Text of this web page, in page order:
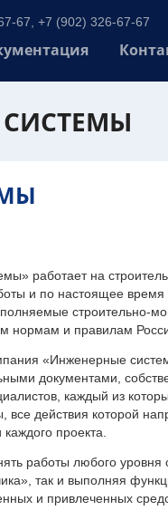
67, +7 (902) 326-67-67
работает на
и по настоящее
строительно-
нормам и правилам
«Инженерные
документами,
каждый из
действия которой
проекта.
работы любого уровня
так и выполняя
и привлеченных